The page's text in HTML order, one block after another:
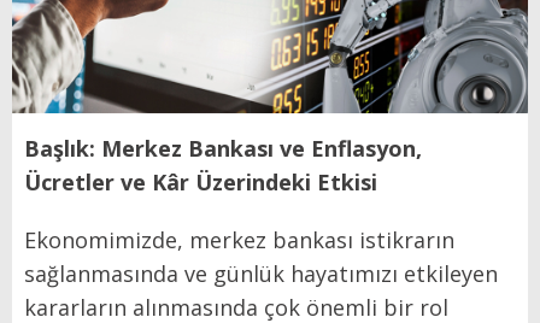
Başlık: Merkez Bankası ve Enflasyon,
Ücretler ve Kâr Üzerindeki Etkisi
Ekonomimizde, merkez bankası istikrarın
sağlanmasında ve günlük hayatımızı etkileyen
kararların alınmasında çok önemli bir rol